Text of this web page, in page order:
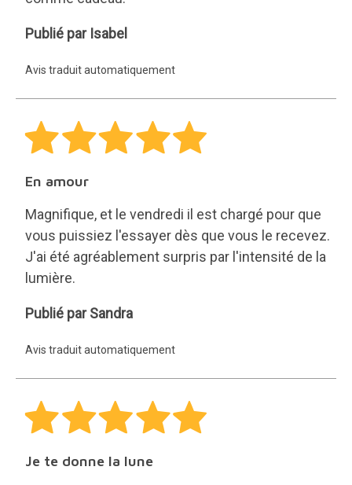
Isabel
Publié par Isabel
Avis traduit automatiquement
En amour
Magnifique, et le vendredi il est chargé pour que
vous puissiez l'essayer dès que vous le recevez.
J'ai été agréablement surpris par l'intensité de la
lumière.
Sandra
Publié par Sandra
Avis traduit automatiquement
Je te donne la lune